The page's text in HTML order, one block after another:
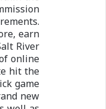
earn
River
online
hit the
game
new